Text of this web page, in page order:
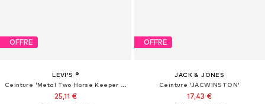
OFFRE
LEVI'S ®
Ceinture 'Metal Two Horse Keeper Belt'
25,11 €
OFFRE
JACK & JONES
Ceinture 'JACWINSTON'
17,43 €